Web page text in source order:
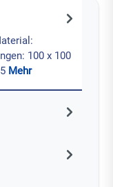
100 x 100
Mehr